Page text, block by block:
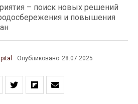
– поиск новых решений
и повышения
Опубликовано 28.07.2025